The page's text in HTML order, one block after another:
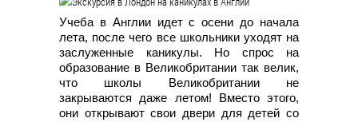
Учеба в Англии идет с осени до начала
лета, после чего все школьники уходят на
заслуженные каникулы. Но спрос на
образование в Великобритании так велик,
что школы Великобритании не
закрываются даже летом! Вместо этого,
они открывают свои двери для детей со